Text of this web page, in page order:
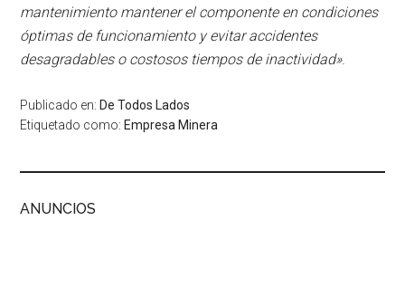
mantenimiento mantener el componente en condiciones
óptimas de funcionamiento y evitar accidentes
desagradables o costosos tiempos de inactividad».
Publicado en: De Todos Lados
Etiquetado como: Empresa Minera
ANUNCIOS